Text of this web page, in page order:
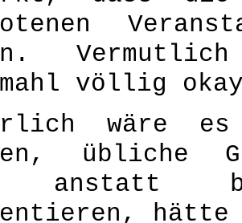
völlig
wäre
übliche
anstatt